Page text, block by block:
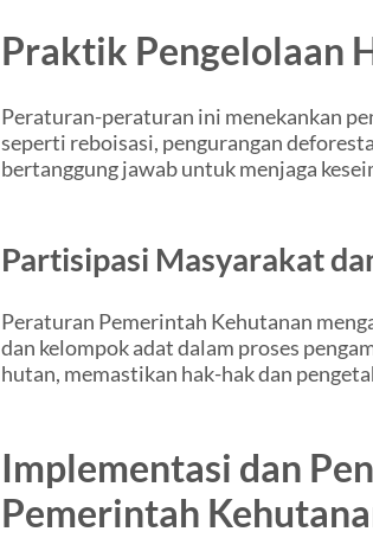
Praktik Pengelolaan
Peraturan-peraturan ini menekankan
seperti reboisasi, pengurangan
bertanggung jawab untuk menjaga
Partisipasi Masyarakat
Peraturan Pemerintah Kehutanan
dan kelompok adat dalam proses
hutan, memastikan hak-hak dan
Implementasi dan
Pemerintah